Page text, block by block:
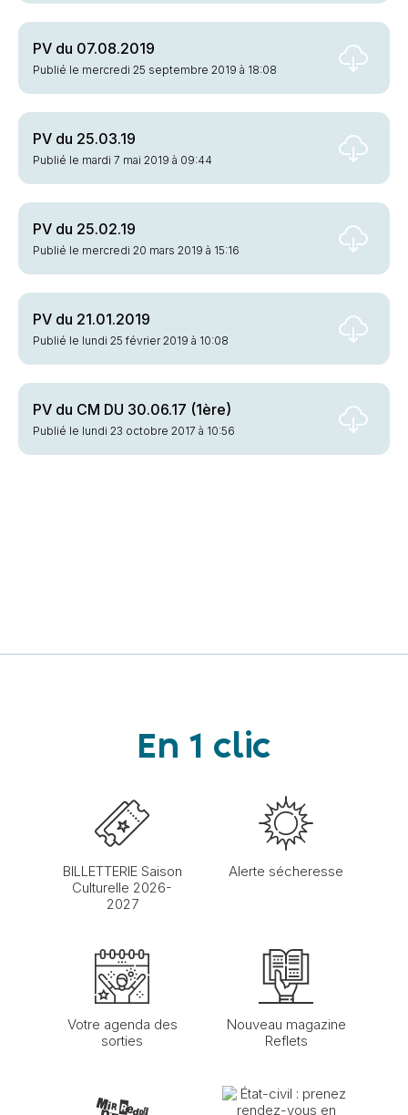
PV du 07.08.2019
Publié le mercredi 25 septembre 2019 à 18:08
PV du 25.03.19
Publié le mardi 7 mai 2019 à 09:44
PV du 25.02.19
Publié le mercredi 20 mars 2019 à 15:16
PV du 21.01.2019
Publié le lundi 25 février 2019 à 10:08
PV du CM DU 30.06.17 (1ère)
Publié le lundi 23 octobre 2017 à 10:56
En 1 clic
BILLETTERIE Saison
Culturelle 2026-
2027
Alerte sécheresse
Votre agenda des
sorties
Nouveau magazine
Reflets